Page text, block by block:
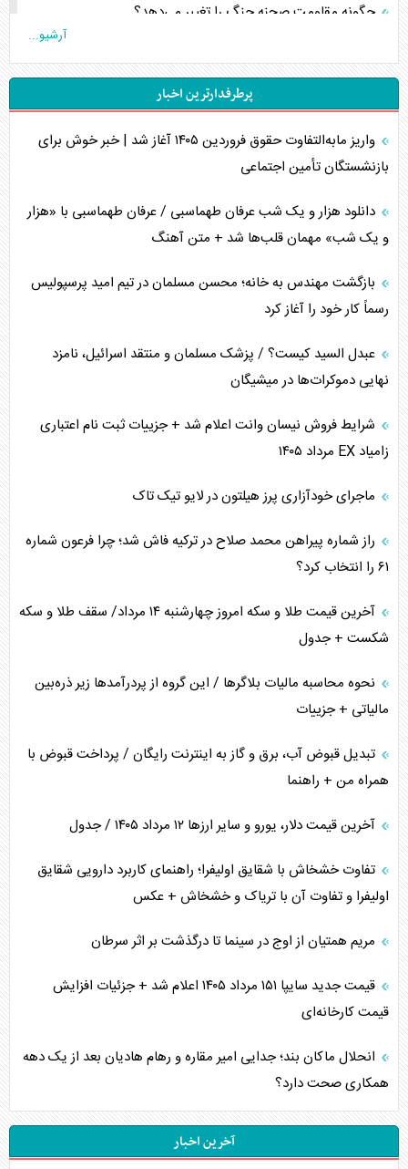
چگونه مقاومت صحنه جنگ را تغییر می‌دهد؟
جنگ رمضان و معضل حضور نظامیان آمریکایی
تحلیل جامع پدیده تراستی‌ها
تأثیر جنگ ایران و آمریکا بر اقتصاد جهانی
اربعین، کابوس مشترک تل‌آویو-واشنگتن
برنامه هفتم توسعه در نقطه کور سیاستگذاری
کنوانسیون دریای خزر در راستای منافع ملی است؟
اوکراین بازوی مخرب آمریکا در غرب آسیا
اهمیت راهبردی اردن برای آمریکا
پیام، ظرفیت بالفعل‌نشده تجارت ایران
همسویی عربستان با سنتکام علیه متحدان ایران
ترامپ و توهم خلع سلاح حماس
آرشیو...
پرطرفدارترین اخبار
واریز مابه‌التفاوت حقوق فروردین ۱۴۰۵ آغاز شد | خبر خوش برای
بازنشستگان تأمین اجتماعی
دانلود هزار و یک شب عرفان طهماسبی / عرفان طهماسبی با «هزار
و یک شب» مهمان قلب‌ها شد + متن آهنگ
بازگشت مهندس به خانه؛ محسن مسلمان در تیم امید پرسپولیس
رسماً کار خود را آغاز کرد
عبدل السید کیست؟ / پزشک مسلمان و منتقد اسرائیل، نامزد
نهایی دموکرات‌ها در میشیگان
شرایط فروش نیسان وانت اعلام شد + جزییات ثبت نام اعتباری
زامیاد EX مرداد ۱۴۰۵
ماجرای خودآزاری پرز هیلتون در لایو تیک تاک
راز شماره پیراهن محمد صلاح در ترکیه فاش شد؛ چرا فرعون شماره
۶۱ را انتخاب کرد؟
آخرین قیمت طلا و سکه امروز چهارشنبه ۱۴ مرداد/ سقف طلا و سکه
شکست + جدول
نحوه محاسبه مالیات بلاگر‌ها / این گروه از پردرآمد‌ها زیر ذره‌بین
مالیاتی + جزییات
تبدیل قبوض آب، برق و گاز به اینترنت رایگان / پرداخت قبوض با
همراه من + راهنما
آخرین قیمت دلار، یورو و سایر ارز‌ها ۱۲ مرداد ۱۴۰۵ / جدول
تفاوت خشخاش با شقایق اولیفرا؛ راهنمای کاربرد دارویی شقایق
اولیفرا و تفاوت آن با تریاک و خشخاش + عکس
مریم همتیان از اوج در سینما تا درگذشت بر اثر سرطان
قیمت جدید سایپا ۱۵۱ مرداد ۱۴۰۵ اعلام شد + جزئیات افزایش
قیمت کارخانه‌ای
انحلال ماکان بند؛ جدایی امیر مقاره و رهام هادیان بعد از یک دهه
همکاری صحت دارد؟
آخرین اخبار